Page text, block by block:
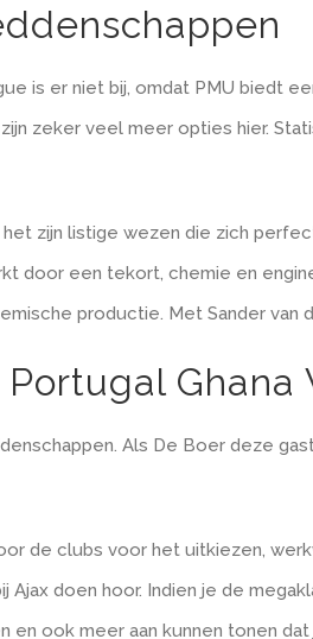
is er niet bij, omdat PMU biedt
zeker veel meer opties hier.
zijn listige wezen die zich
door een tekort, chemie en
productie. Met Sander van
Als De Boer deze
de clubs voor het uitkiezen,
doen hoor. Indien je de
ook meer aan kunnen tonen